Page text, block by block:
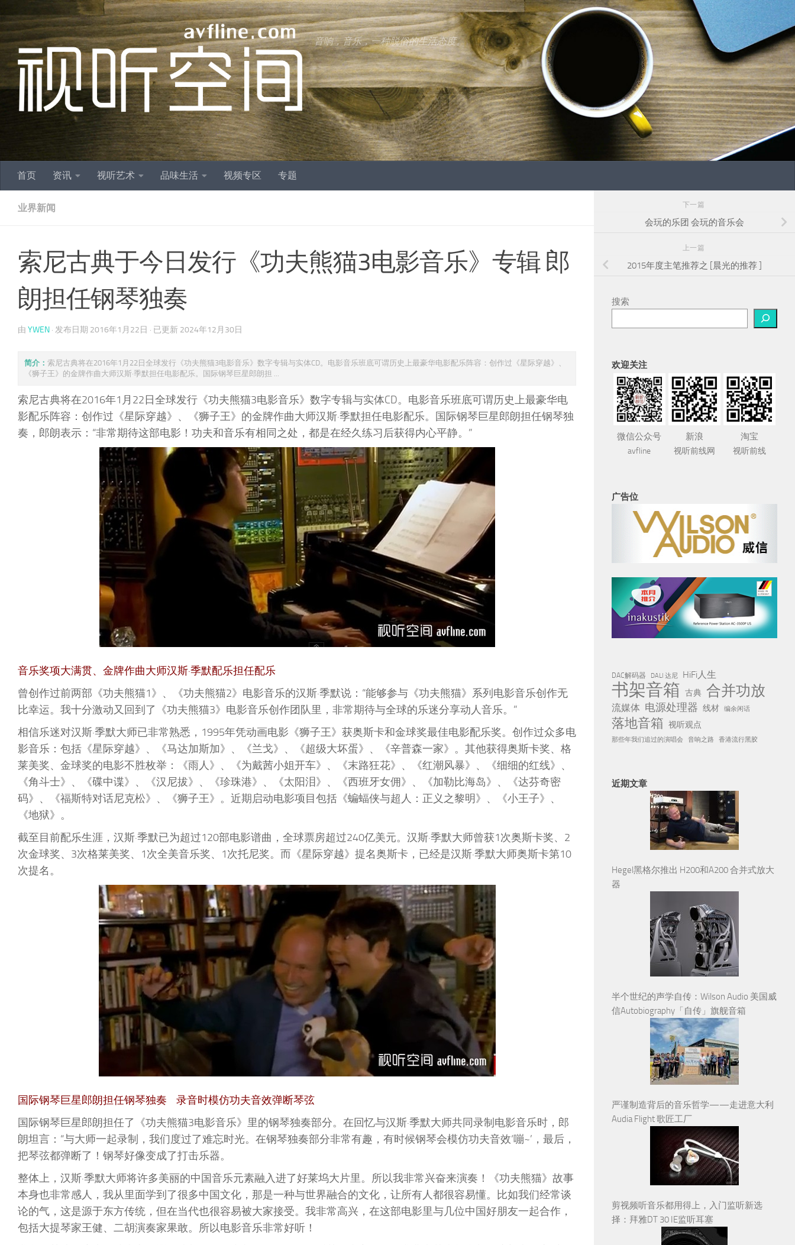
跳至内容
音响，音乐，一种脱俗的生活态度。
首页 资讯 视听艺术 品味生活 视频专区 专题
业界新闻
索尼古典于今日发行《功夫熊猫3电影音乐》专辑 郎
朗担任钢琴独奏
由 YWEN · 发布日期 2016年1月22日 · 已更新 2024年12月30日
简介： 索尼古典将在2016年1月22日全球发行《功夫熊猫3电影音乐》数字专辑与实体CD。电影音乐班底可谓历史上最豪华电影配乐阵容：创作过《星际穿越》、
《狮子王》的金牌作曲大师汉斯·季默担任电影配乐。国际钢琴巨星郎朗担 ...
索尼古典将在2016年1月22日全球发行《功夫熊猫3电影音乐》数字专辑与实体CD。电影音乐班底可谓历史上最豪华电
影配乐阵容：创作过《星际穿越》、《狮子王》的金牌作曲大师汉斯·季默担任电影配乐。国际钢琴巨星郎朗担任钢琴独
奏，郎朗表示：“非常期待这部电影！功夫和音乐有相同之处，都是在经久练习后获得内心平静。”
音乐奖项大满贯、金牌作曲大师汉斯·季默配乐担任配乐
曾创作过前两部《功夫熊猫1》、《功夫熊猫2》电影音乐的汉斯·季默说：“能够参与《功夫熊猫》系列电影音乐创作无
比幸运。我十分激动又回到了《功夫熊猫3》电影音乐创作团队里，非常期待与全球的乐迷分享动人音乐。”
相信乐迷对汉斯·季默大师已非常熟悉，1995年凭动画电影《狮子王》获奥斯卡和金球奖最佳电影配乐奖。创作过众多电
影音乐：包括《星际穿越》、《马达加斯加》、《兰戈》、《超级大坏蛋》、《辛普森一家》。其他获得奥斯卡奖、格
莱美奖、金球奖的电影不胜枚举：《雨人》、《为戴茜小姐开车》、《末路狂花》、《红潮风暴》、《细细的红线》、
《角斗士》、《碟中谍》、《汉尼拔》、《珍珠港》、《太阳泪》、《西班牙女佣》、《加勒比海岛》、《达芬奇密
码》、《福斯特对话尼克松》、《狮子王》。近期启动电影项目包括《蝙蝠侠与超人：正义之黎明》、《小王子》、
《地狱》。
截至目前配乐生涯，汉斯·季默已为超过120部电影谱曲，全球票房超过240亿美元。汉斯·季默大师曾获1次奥斯卡奖、2
次金球奖、3次格莱美奖、1次全美音乐奖、1次托尼奖。而《星际穿越》提名奥斯卡，已经是汉斯·季默大师奥斯卡第10
次提名。
国际钢琴巨星郎朗担任钢琴独奏 录音时模仿功夫音效弹断琴弦
国际钢琴巨星郎朗担任了《功夫熊猫3电影音乐》里的钢琴独奏部分。在回忆与汉斯·季默大师共同录制电影音乐时，郎
朗坦言：“与大师一起录制，我们度过了难忘时光。在钢琴独奏部分非常有趣，有时候钢琴会模仿功夫音效‘嘣~’，最后，
把琴弦都弹断了！钢琴好像变成了打击乐器。
整体上，汉斯·季默大师将许多美丽的中国音乐元素融入进了好莱坞大片里。所以我非常兴奋来演奏！《功夫熊猫》故事
本身也非常感人，我从里面学到了很多中国文化，那是一种与世界融合的文化，让所有人都很容易懂。比如我们经常谈
论的气，这是源于东方传统，但在当代也很容易被大家接受。我非常高兴，在这部电影里与几位中国好朋友一起合作，
包括大提琴家王健、二胡演奏家果敢。所以电影音乐非常好听！
下一篇
会玩的乐团 会玩的音乐会
上一篇
2015年度主笔推荐之 [晨光的推荐 ]
搜索
欢迎关注
微信公众号
avfline
新浪
视听前线网
淘宝
视听前线
广告位
DAC解码器 DALI 达尼 HiFi人生
书架音箱 古典 合并功放
流媒体 电源处理器 线材 编余闲话
落地音箱 视听观点
那些年我们追过的演唱会 音响之路 香港流行黑胶
近期文章
Hegel黑格尔推出 H200和A200 合并式放大
器
半个世纪的声学自传：Wilson Audio 美国威
信Autobiography「自传」旗舰音箱
严谨制造背后的音乐哲学——走进意大利
Audia Flight 歌匠工厂
剪视频听音乐都用得上，入门监听新选
择：拜雅DT 30 IE监听耳塞